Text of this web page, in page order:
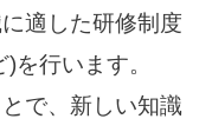
適した研修制度
を行います。
で、新しい知識